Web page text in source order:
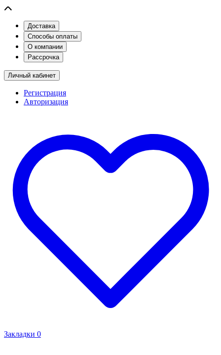
Доставка
Способы оплаты
О компании
Рассрочка
Личный кабинет
Регистрация
Авторизация
Закладки 0